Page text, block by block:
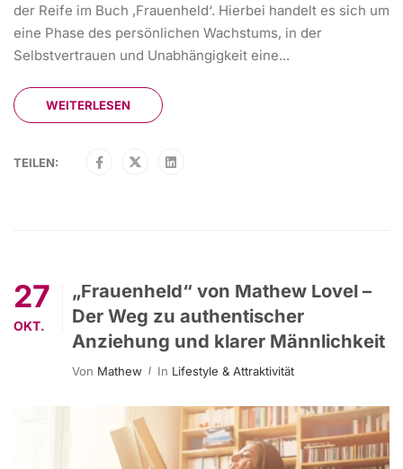
der Reife im Buch ‚Frauenheld‘. Hierbei handelt es sich um
eine Phase des persönlichen Wachstums, in der
Selbstvertrauen und Unabhängigkeit eine...
WEITERLESEN
TEILEN:
27
OKT.
„Frauenheld“ von Mathew Lovel –
Der Weg zu authentischer
Anziehung und klarer Männlichkeit
Von Mathew In Lifestyle & Attraktivität